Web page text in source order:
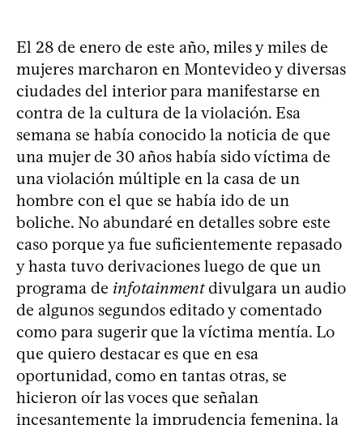
El 28 de enero de este año, miles y miles de
mujeres marcharon en Montevideo y diversas
ciudades del interior para manifestarse en
contra de la cultura de la violación. Esa
semana se había conocido la noticia de que
una mujer de 30 años había sido víctima de
una violación múltiple en la casa de un
hombre con el que se había ido de un
boliche. No abundaré en detalles sobre este
caso porque ya fue suficientemente repasado
y hasta tuvo derivaciones luego de que un
programa de infotainmentdivulgara un audio
de algunos segundos editado y comentado
como para sugerir que la víctima mentía. Lo
que quiero destacar es que en esa
oportunidad, como en tantas otras, se
hicieron oír las voces que señalan
incesantemente la imprudencia femenina, la